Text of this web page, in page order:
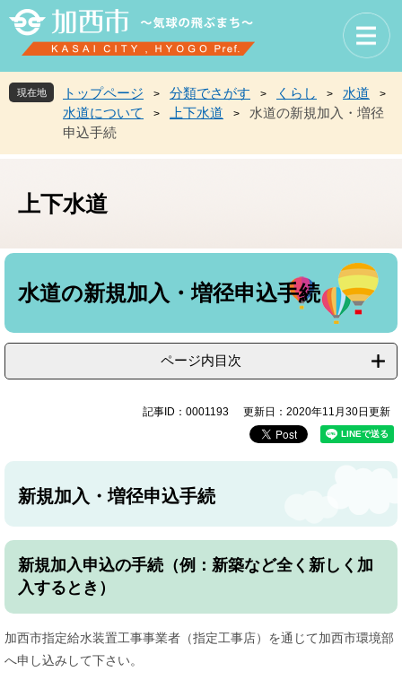
先
頭
を
飛
現在地 トップページ > 分類でさがす > くらし > 水道 >
水道について > 上下水道 >
水道の新規加入・増径
申込手続
上下水道
本
水道の新規加入・増径申込手続
ページ内目次
記事ID：0001193 更新日：2020年11月30日更新
新規加入・増径申込手続
新規加入申込の手続（例：新築など全く新しく加
入するとき）
加西市指定給水装置工事事業者（指定工事店）を通じて加西市環境部
へ申し込みして下さい。